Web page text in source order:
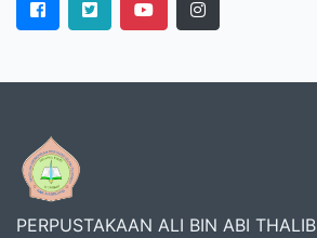
PERPUSTAKAAN ALI BIN ABI THALIB